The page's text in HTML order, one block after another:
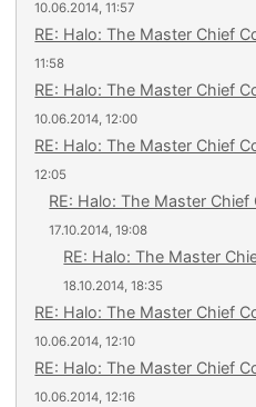
10.06.2014, 11:57
RE: Halo: The Master Chief
11:58
RE: Halo: The Master Chief
10.06.2014, 12:00
RE: Halo: The Master Chief
12:05
RE: Halo: The Master Chief
17.10.2014, 19:08
RE: Halo: The Master
18.10.2014, 18:35
RE: Halo: The Master Chief
10.06.2014, 12:10
RE: Halo: The Master Chief
10.06.2014, 12:16